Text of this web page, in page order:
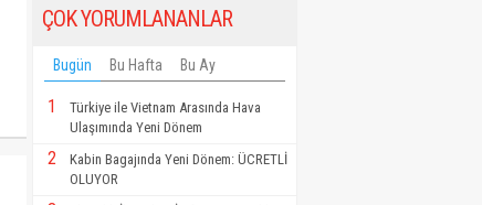
ÇOK YORUMLANANLAR
Bugün Bu Hafta Bu Ay
1
Türkiye ile Vietnam Arasında Hava
Ulaşımında Yeni Dönem
2
Kabin Bagajında Yeni Dönem: ÜCRETLİ
OLUYOR